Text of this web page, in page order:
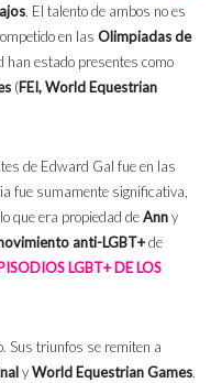
. El talento de ambos no es
en las Olimpiadas de
han estado presentes como
(FEI, World Equestrian
de Edward Gal fue en las
fue sumamente significativa,
que era propiedad deAnny
anti-LGBT+de
LGBT+ DE LOS
Sus triunfos se remiten a
yWorld Equestrian Games.